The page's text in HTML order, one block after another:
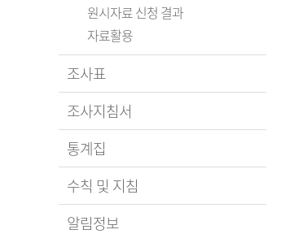
원시자료 신청 결과
자료활용
조사표
조사지침서
통계집
수칙 및 지침
알림정보